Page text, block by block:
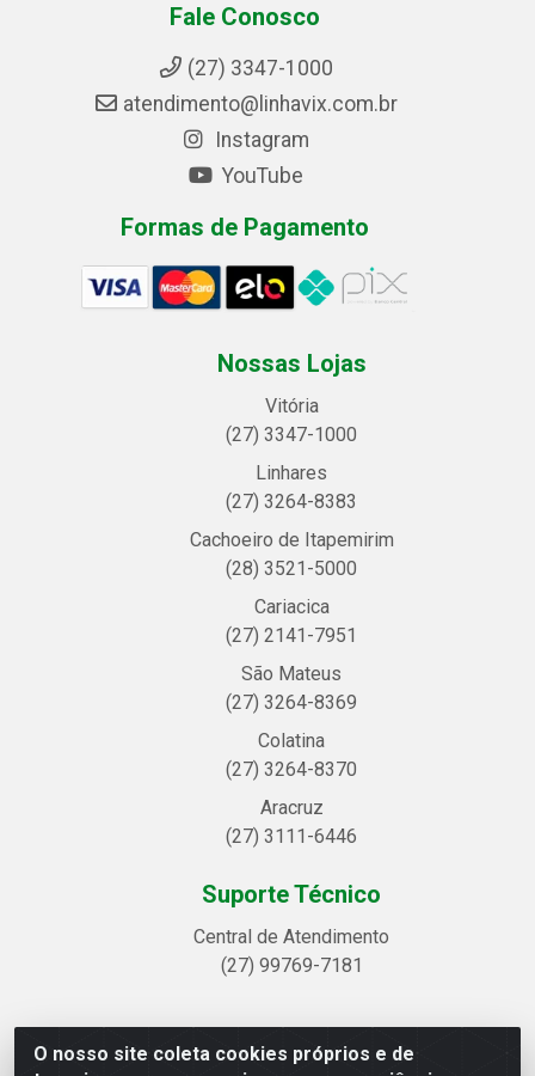
O nosso site coleta cookies próprios e de
Fale Conosco
(27) 3347-1000
atendimento@linhavix.com.br
Instagram
YouTube
Formas de Pagamento
Nossas Lojas
Vitória
(27) 3347-1000
Linhares
(27) 3264-8383
Cachoeiro de Itapemirim
(28) 3521-5000
Cariacica
(27) 2141-7951
São Mateus
(27) 3264-8369
Colatina
(27) 3264-8370
Aracruz
(27) 3111-6446
Suporte Técnico
Central de Atendimento
(27) 99769-7181
Linhavix Distribuidora LTDA - Avenida Alegre, 2521 -